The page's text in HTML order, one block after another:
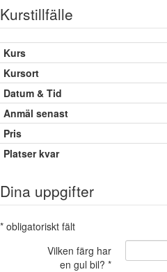
Kurstillfälle
Kurs
Kursort
Datum & Tid
Anmäl senast
Pris
Platser kvar
Dina uppgifter
* obligatoriskt fält
Vilken färg har
en gul bil? *